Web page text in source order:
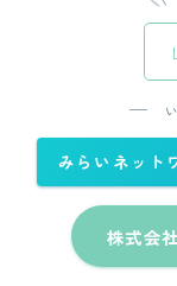
みらいネット
株式会